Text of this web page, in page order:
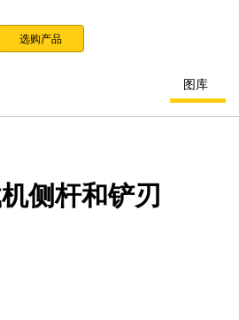
选购产品
图库
侧杆和铲刃